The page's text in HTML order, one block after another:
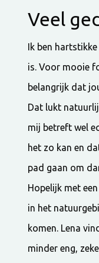
Veel
Ik ben
is. Voor mooie
belangrijk dat
Dat lukt
mij betreft wel
het zo kan en
pad gaan om
Hopelijk met
in het
komen. Lena
minder eng,